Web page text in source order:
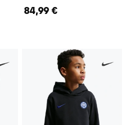
84,99 €